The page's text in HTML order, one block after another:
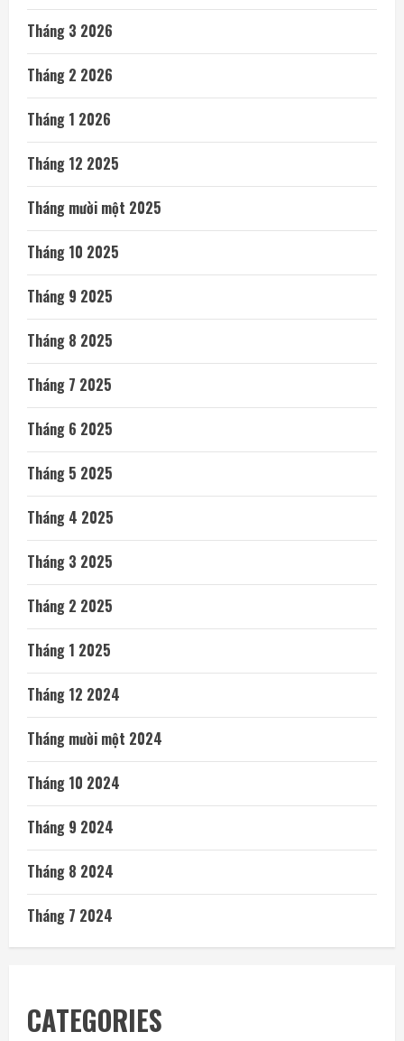
Tháng 3 2026
Tháng 2 2026
Tháng 1 2026
Tháng 12 2025
Tháng mười một 2025
Tháng 10 2025
Tháng 9 2025
Tháng 8 2025
Tháng 7 2025
Tháng 6 2025
Tháng 5 2025
Tháng 4 2025
Tháng 3 2025
Tháng 2 2025
Tháng 1 2025
Tháng 12 2024
Tháng mười một 2024
Tháng 10 2024
Tháng 9 2024
Tháng 8 2024
Tháng 7 2024
CATEGORIES